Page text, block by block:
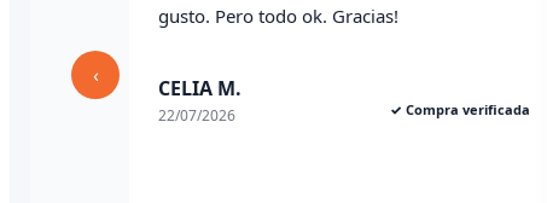
‹
gusto. Pero todo ok. Gracias!
CELIA M.
22/07/2026 ✓ Compra verificada